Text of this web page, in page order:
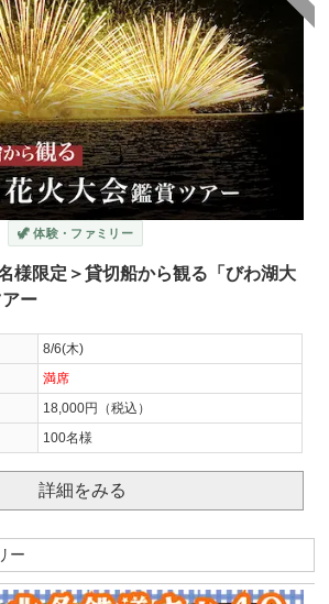
🦖 体験・ファミリー
様限定＞貸切船から観る「びわ湖大
ー
8/6(木)
満席
18,000円（税込）
100名様
詳細をみる
ー